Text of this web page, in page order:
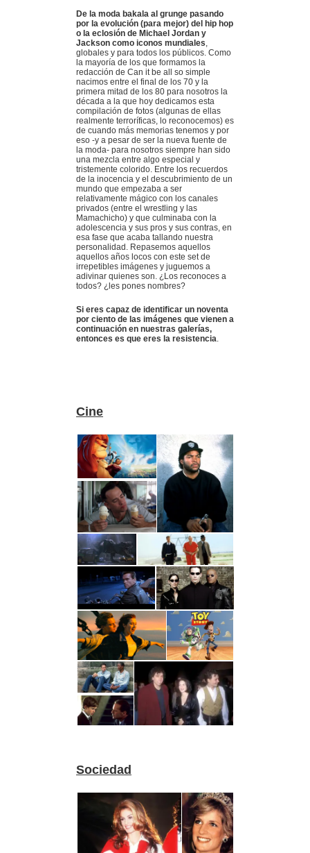
De la moda bakala al grunge pasando
por la evolución (para mejor) del hip hop
o la eclosión de Michael Jordan y
Jackson como iconos mundiales,
globales y para todos los públicos. Como
la mayoría de los que formamos la
redacción de Can it be all so simple
nacimos entre el final de los 70 y la
primera mitad de los 80 para nosotros la
década a la que hoy dedicamos esta
compilación de fotos (algunas de ellas
realmente terroríficas, lo reconocemos) es
de cuando más memorias tenemos y por
eso -y a pesar de ser la nueva fuente de
la moda- para nosotros siempre han sido
una mezcla entre algo especial y
tristemente colorido. Entre los recuerdos
de la inocencia y el descubrimiento de un
mundo que empezaba a ser
relativamente mágico con los canales
privados (entre el wrestling y las
Mamachicho) y que culminaba con la
adolescencia y sus pros y sus contras, en
esa fase que acaba tallando nuestra
personalidad. Repasemos aquellos
aquellos años locos con este set de
irrepetibles imágenes y juguemos a
adivinar quienes son. ¿Los reconoces a
todos? ¿les pones nombres?
Si eres capaz de identificar un noventa
por ciento de las imágenes que vienen a
continuación en nuestras galerías,
entonces es que eres la resistencia.
Cine
Sociedad